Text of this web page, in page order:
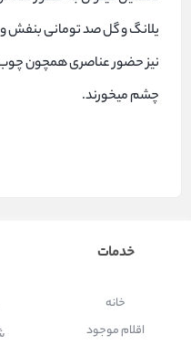
یلانگ و گل صد تومانی بنفش
نیز حضور عناصری همچون
چشم میخورند.
خدمات
خانه
اقلام موجود